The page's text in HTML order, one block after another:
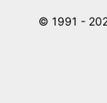
© 1991 -